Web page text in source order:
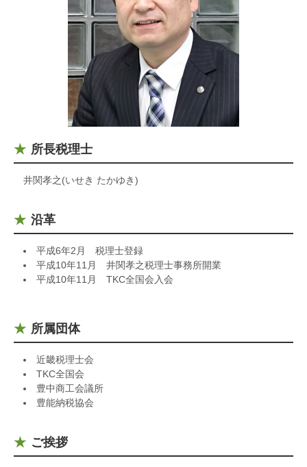
所長税理士
井関孝之(いせき たかゆき)
沿革
平成6年2月 税理士登録
平成10年11月 井関孝之税理士事務所開業
平成10年11月 TKC全国会入会
所属団体
近畿税理士会
TKC全国会
豊中商工会議所
豊能納税協会
ご挨拶